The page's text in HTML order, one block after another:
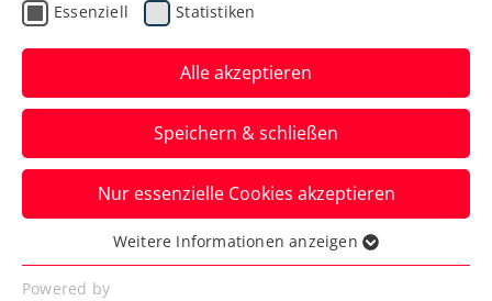
BIDI BADU ÖTV Jugend
Circuit: Double für
Neumüller, Alishaev,
Corciova und Dressler
Das dritte Turnier der ÖTV-Kat.-1-
Jugendturnierserie bringt gleich vier
doppelte Sieger.
Essenziell Statistiken
Alle akzeptieren
Speichern & schließen
Nur essenzielle Cookies akzeptieren
Essenziell
Essenzielle Cookies werden für grundlegende
Weitere Informationen anzeigen
Powered by